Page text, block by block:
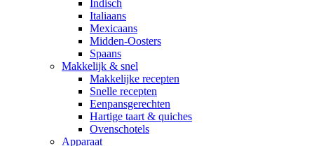
Indisch
Italiaans
Mexicaans
Midden-Oosters
Spaans
Makkelijk & snel
Makkelijke recepten
Snelle recepten
Eenpansgerechten
Hartige taart & quiches
Ovenschotels
Apparaat